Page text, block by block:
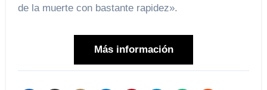
de la muerte con bastante rapidez».
Más información